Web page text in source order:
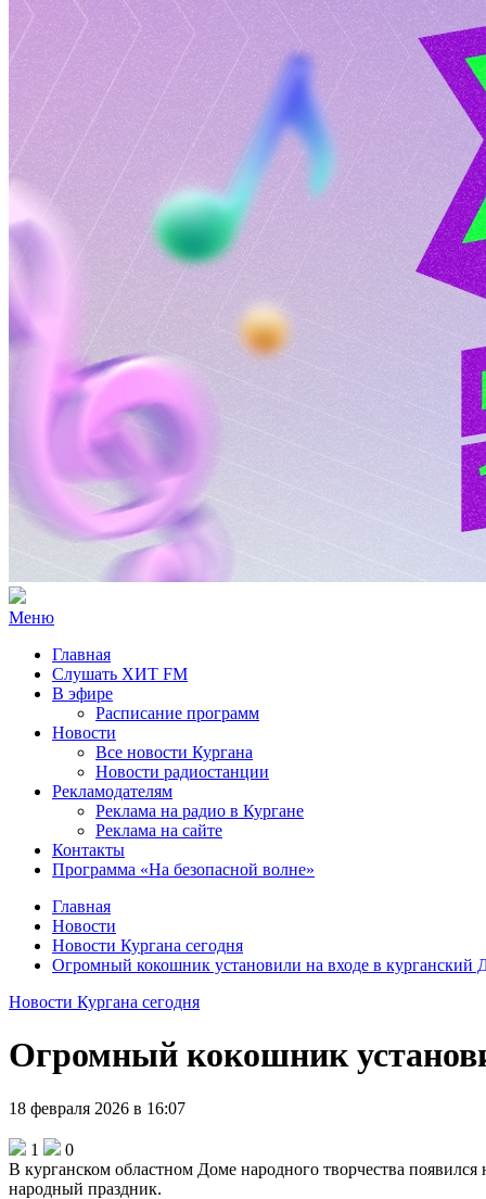
Меню
Главная
Слушать ХИТ FM
В эфире
Расписание программ
Новости
Все новости Кургана
Новости радиостанции
Рекламодателям
Реклама на радио в Кургане
Реклама на сайте
Контакты
Программа «На безопасной волне»
Главная
Новости
Новости Кургана сегодня
Огромный кокошник установили на входе в курганский
Новости Кургана сегодня
Огромный кокошник
18 февраля 2026 в 16:07
1
0
В курганском областном Доме народного творчества
народный праздник.